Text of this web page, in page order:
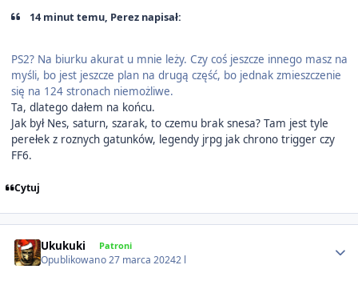
14 minut temu, Perez napisał:
PS2? Na biurku akurat u mnie leży. Czy coś jeszcze innego masz na
myśli, bo jest jeszcze plan na drugą część, bo jednak zmieszczenie
się na 124 stronach niemożliwe.
Ta, dlatego dałem na końcu.
Jak był Nes, saturn, szarak, to czemu brak snesa? Tam jest tyle
perełek z roznych gatunków, legendy jrpg jak chrono trigger czy
FF6.
Cytuj
Ukukuki Patroni
Opublikowano27 marca 20242 l